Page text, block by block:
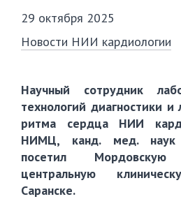
29 октября 2025
Новости НИИ кардиологии
Научный сотрудник
технологий диагностики
ритма сердца НИИ
НИМЦ, канд. мед. наук
посетил Мордовскую
центральную
Саранске.